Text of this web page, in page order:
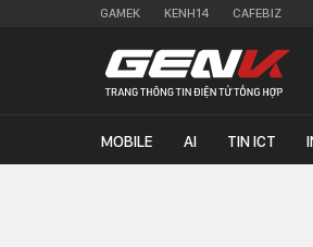
GAMEK KENH14 CAFEBIZ
MOBILE AI TIN ICT